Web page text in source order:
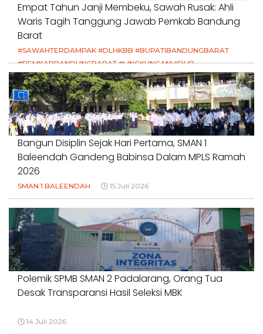
Empat Tahun Janji Membeku, Sawah Rusak: Ahli
Waris Tagih Tanggung Jawab Pemkab Bandung
Barat
#SAWAHTERDAMPAK #DLHKBB #BUPATIBANDUNGBARAT
#PEMKABBANDUNGBARAT #LINGKUNGANHIDUP
#HAKPETANI #KEADILANUNTUKPETANI
#NORMALISASISALURAN #IRIGASIRUSAK
#DUGAANPENCEMARAN #AKUNTABILITASPEMERINTAH
18 Juli 2026
Bangun Disiplin Sejak Hari Pertama, SMAN 1
Baleendah Gandeng Babinsa Dalam MPLS Ramah
2026
SMAN 1 BALEENDAH 15 Juli 2026
Polemik SPMB SMAN 2 Padalarang, Orang Tua
Desak Transparansi Hasil Seleksi MBK
14 Juli 2026